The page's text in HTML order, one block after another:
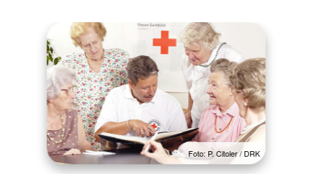
Foto: P. Citoler / DRK